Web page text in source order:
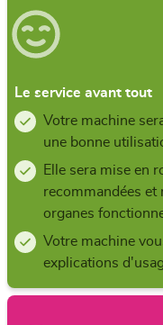
Le service avant tout
Votre machine
une bonne
Elle sera mise en
recommandées et
organes
Votre machine
explications